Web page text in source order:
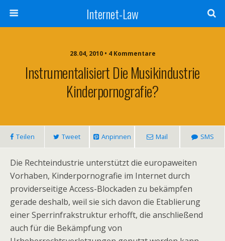
Internet-Law
28.04, 2010 • 4 Kommentare
Instrumentalisiert Die Musikindustrie
Kinderpornografie?
Teilen Tweet Anpinnen Mail SMS
Die Rechteindustrie unterstützt die europaweiten
Vorhaben, Kinderpornografie im Internet durch
providerseitige Access-Blockaden zu bekämpfen
gerade deshalb, weil sie sich davon die Etablierung
einer Sperrinfrakstruktur erhofft, die anschließend
auch für die Bekämpfung von